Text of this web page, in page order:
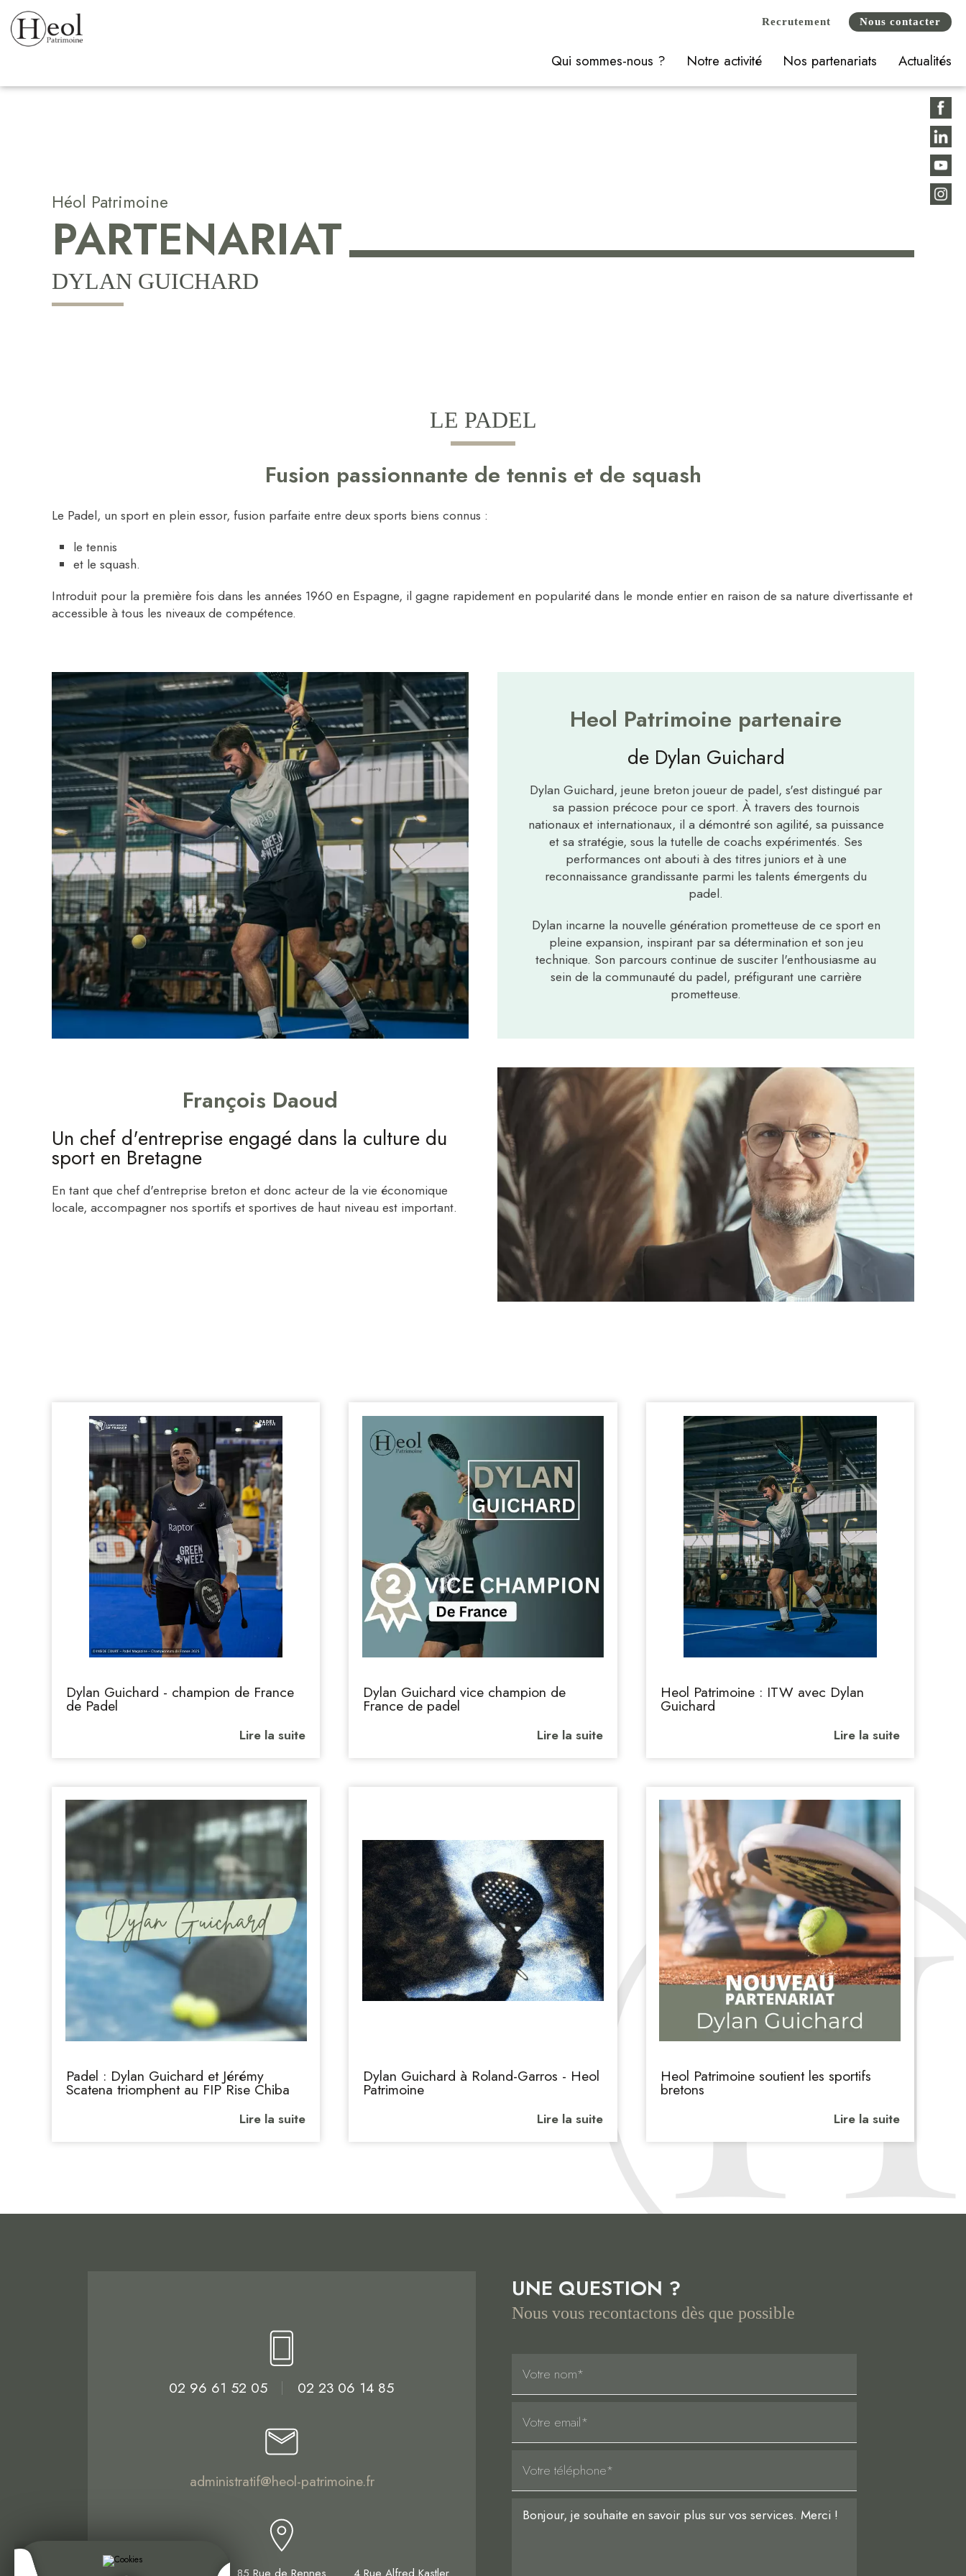
Recrutement Nous contacter
Qui sommes-nous ? Notre activité Nos partenariats Actualités
Héol Patrimoine
PARTENARIAT
DYLAN GUICHARD
LE PADEL
Fusion passionnante de tennis et de squash
Le Padel, un sport en plein essor, fusion parfaite entre deux sports biens connus :
le tennis
et le squash.
Introduit pour la première fois dans les années 1960 en Espagne, il gagne rapidement en popularité dans le monde entier en raison de sa nature divertissante et
accessible à tous les niveaux de compétence.
Heol Patrimoine partenaire
de Dylan Guichard
Dylan Guichard, jeune breton joueur de padel, s'est distingué par
sa passion précoce pour ce sport. À travers des tournois
nationaux et internationaux, il a démontré son agilité, sa puissance
et sa stratégie, sous la tutelle de coachs expérimentés. Ses
performances ont abouti à des titres juniors et à une
reconnaissance grandissante parmi les talents émergents du
padel.
Dylan incarne la nouvelle génération prometteuse de ce sport en
pleine expansion, inspirant par sa détermination et son jeu
technique. Son parcours continue de susciter l'enthousiasme au
sein de la communauté du padel, préfigurant une carrière
prometteuse.
François Daoud
Un chef d'entreprise engagé dans la culture du
sport en Bretagne
En tant que chef d'entreprise breton et donc acteur de la vie économique
locale, accompagner nos sportifs et sportives de haut niveau est important.
Dylan Guichard - champion de France
de Padel
Lire la suite
Dylan Guichard vice champion de
France de padel
Lire la suite
Heol Patrimoine : ITW avec Dylan
Guichard
Lire la suite
Padel : Dylan Guichard et Jérémy
Scatena triomphent au FIP Rise Chiba
Lire la suite
Dylan Guichard à Roland-Garros - Heol
Patrimoine
Lire la suite
Heol Patrimoine soutient les sportifs
bretons
Lire la suite
02 96 61 52 05 02 23 06 14 85
administratif@heol-patrimoine.fr
UNE QUESTION ?
Nous vous recontactons dès que possible